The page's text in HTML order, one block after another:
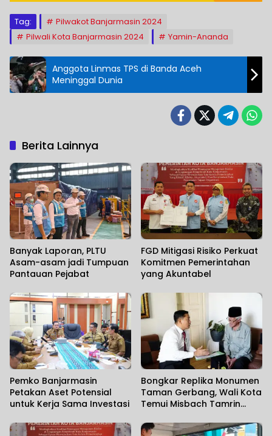
Tag:
Pilwakot Banjarmasin 2024
Pilwali Kota Banjarmasin 2024
Yamin-Ananda
Anggota Linmas TPS di Banda Aceh
Meninggal Dunia
Berita Lainnya
Banyak Laporan, PLTU
Asam-asam jadi Tumpuan
Pantauan Pejabat
FGD Mitigasi Risiko Perkuat
Komitmen Pemerintahan
yang Akuntabel
Pemko Banjarmasin
Petakan Aset Potensial
untuk Kerja Sama Investasi
Bongkar Replika Monumen
Taman Gerbang, Wali Kota
Temui Misbach Tamrin
Maaf